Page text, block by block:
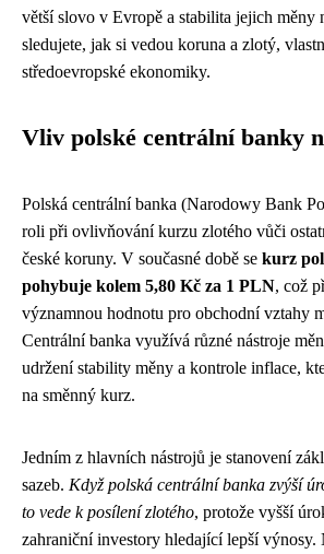
větší slovo v Evropě a stabilita jejich měny
sledujete, jak si vedou koruna a zlotý,
středoevropské ekonomiky.
Vliv polské centrální banky
Polská centrální banka (Narodowy Bank
roli při ovlivňování kurzu zlotého vůči
české koruny. V současné době se kurz
pohybuje kolem 5,80 Kč za 1 PLN, což
významnou hodnotu pro obchodní vztahy
Centrální banka využívá různé nástroje
udržení stability měny a kontrole inflace,
na směnný kurz.
Jedním z hlavních nástrojů je stanovení
sazeb. Když polská centrální banka zvýší
to vede k posílení zlotého, protože vyšší
zahraniční investory hledající lepší výnosy.